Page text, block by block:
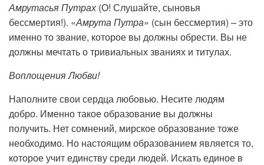
Амрутасья Путрах(О! Слушайте, сыновья
бессмертия!). «Амрута Путра» (сын бессмертия) –это
именно то звание, которое вы должны обрести. Вы не
должны мечтать о тривиальных званиях и титулах.
Воплощения Любви!
Наполните свои сердца любовью. Несите людям
добро. Именно такое образование вы должны
получить. Нет сомнений, мирское образование тоже
необходимо. Но настоящим образованием является то,
которое учит единству среди людей. Искать единое в